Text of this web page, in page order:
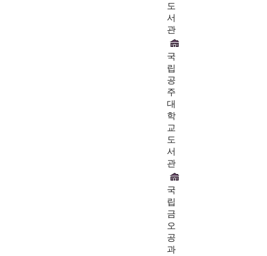
도
서
관
국
립
공
주
대
학
교
도
서
관
국
립
금
오
공
과